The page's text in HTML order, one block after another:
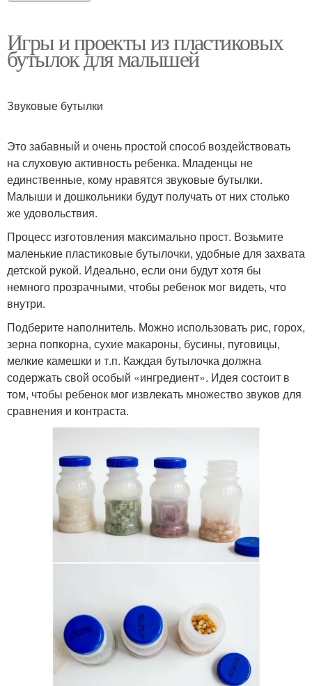
Игры и проекты из пластиковых
бутылок для малышей
Звуковые бутылки
Это забавный и очень простой способ воздействовать
на слуховую активность ребенка. Младенцы не
единственные, кому нравятся звуковые бутылки.
Малыши и дошкольники будут получать от них столько
же удовольствия.
Процесс изготовления максимально прост. Возьмите
маленькие пластиковые бутылочки, удобные для захвата
детской рукой. Идеально, если они будут хотя бы
немного прозрачными, чтобы ребенок мог видеть, что
внутри.
Подберите наполнитель. Можно использовать рис, горох,
зерна попкорна, сухие макароны, бусины, пуговицы,
мелкие камешки и т.п. Каждая бутылочка должна
содержать свой особый «ингредиент». Идея состоит в
том, чтобы ребенок мог извлекать множество звуков для
сравнения и контраста.